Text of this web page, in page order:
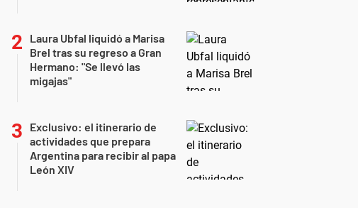
Laura Ubfal liquidó a Marisa
Brel tras su regreso a Gran
Hermano: "Se llevó las
migajas"
Exclusivo: el itinerario de
actividades que prepara
Argentina para recibir al papa
León XIV